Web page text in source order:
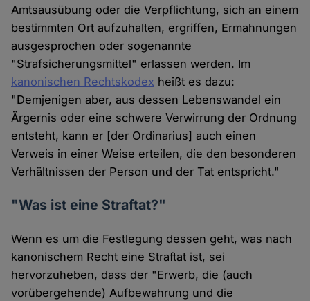
Amtsausübung oder die Verpflichtung, sich an einem
bestimmten Ort aufzuhalten, ergriffen, Ermahnungen
ausgesprochen oder sogenannte
"Strafsicherungsmittel" erlassen werden. Im
kanonischen Rechtskodex heißt es dazu:
"Demjenigen aber, aus dessen Lebenswandel ein
Ärgernis oder eine schwere Verwirrung der Ordnung
entsteht, kann er [der Ordinarius] auch einen
Verweis in einer Weise erteilen, die den besonderen
Verhältnissen der Person und der Tat entspricht."
"Was ist eine Straftat?"
Wenn es um die Festlegung dessen geht, was nach
kanonischem Recht eine Straftat ist, sei
hervorzuheben, dass der "Erwerb, die (auch
vorübergehende) Aufbewahrung und die